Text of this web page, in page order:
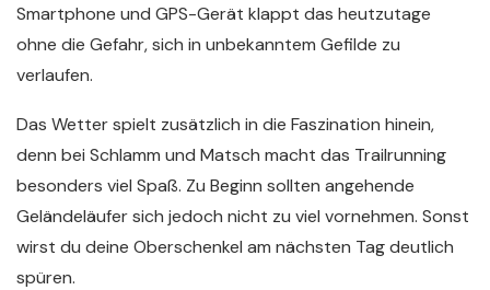
Smartphone und GPS-Gerät klappt das heutzutage
ohne die Gefahr, sich in unbekanntem Gefilde zu
verlaufen.
Das Wetter spielt zusätzlich in die Faszination hinein,
denn bei Schlamm und Matsch macht das Trailrunning
besonders viel Spaß. Zu Beginn sollten angehende
Geländeläufer sich jedoch nicht zu viel vornehmen. Sonst
wirst du deine Oberschenkel am nächsten Tag deutlich
spüren.